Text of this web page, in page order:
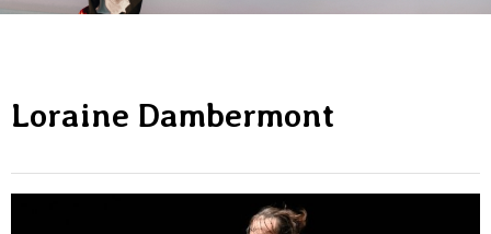
Loraine Dambermont